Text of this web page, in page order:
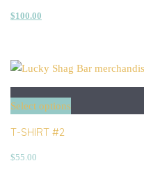
$100.00
Select options
T-SHIRT #2
$55.00